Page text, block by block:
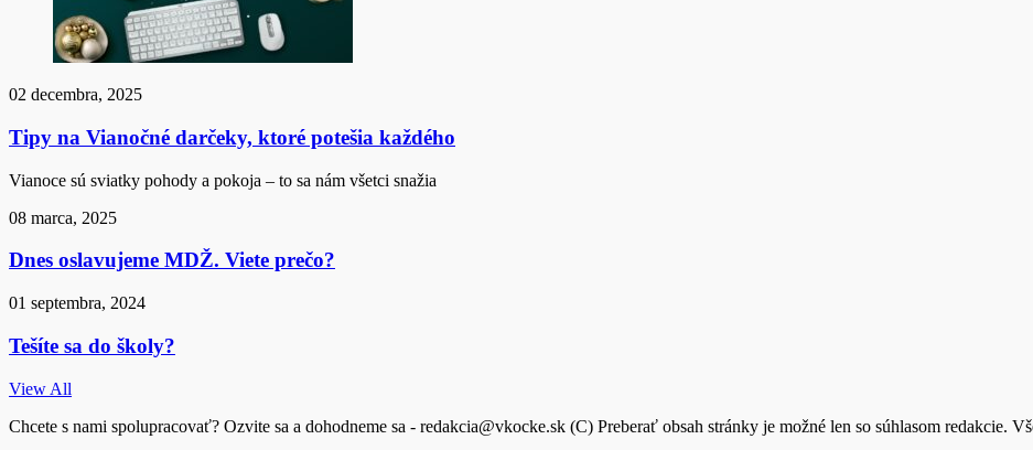
02 decembra, 2025
Tipy na Vianočné darčeky, ktoré potešia každého
Vianoce sú sviatky pohody a pokoja – to sa nám všetci snažia
08 marca, 2025
Dnes oslavujeme MDŽ. Viete prečo?
01 septembra, 2024
Tešíte sa do školy?
View All
Chcete s nami spolupracovať? Ozvite sa a dohodneme sa - redakcia@vkocke.sk (C) Preberať obsah stránky je možné len so súhlasom redakcie.